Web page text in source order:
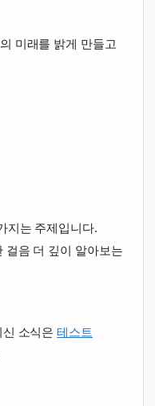
미래를 밝게 만들고
지는 주제입니다.
걸음 더 깊이 알아보는
신 소식은테스트